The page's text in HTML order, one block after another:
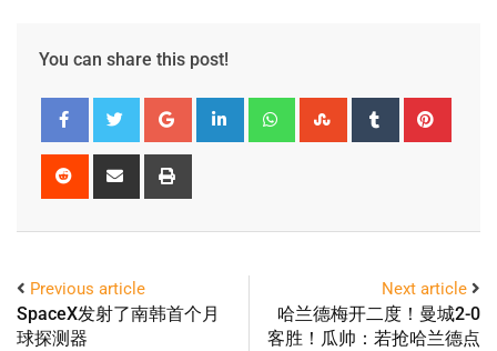
You can share this post!
Previous article
SpaceX发射了南韩首个月
球探测器
Next article
哈兰德梅开二度！曼城2-0
客胜！瓜帅：若抢哈兰德点